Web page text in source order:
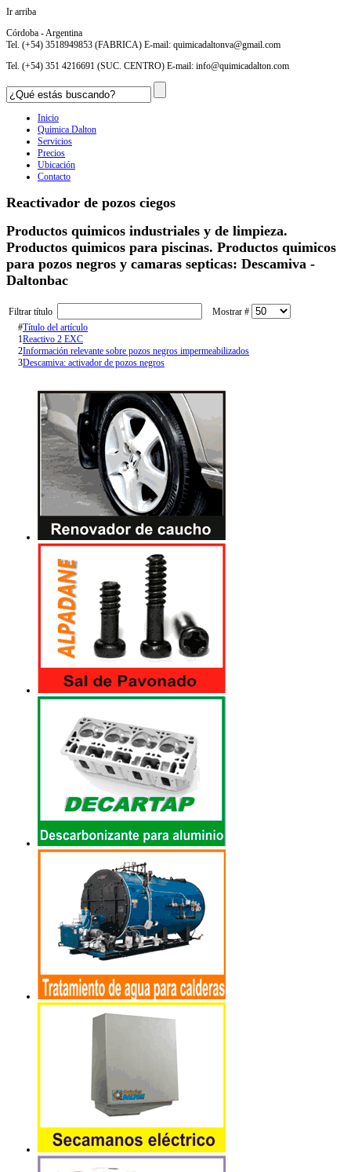
Ir arriba
Córdoba - Argentina
Tel. (+54) 3518949853 (FABRICA) E-mail: quimicadaltonva@gmail.com
Tel. (+54) 351 4216691 (SUC. CENTRO) E-mail: info@quimicadalton.com
Inicio
Quimica Dalton
Servicios
Precios
Ubicación
Contacto
Reactivador de pozos ciegos
Productos quimicos industriales y de limpieza.
Productos quimicos para piscinas. Productos quimicos
para pozos negros y camaras septicas: Descamiva -
Daltonbac
Filtrar título
Mostrar #
#Título del artículo
1Reactivo 2 EXC
2Información relevante sobre pozos negros impermeabilizados
3Descamiva: activador de pozos negros